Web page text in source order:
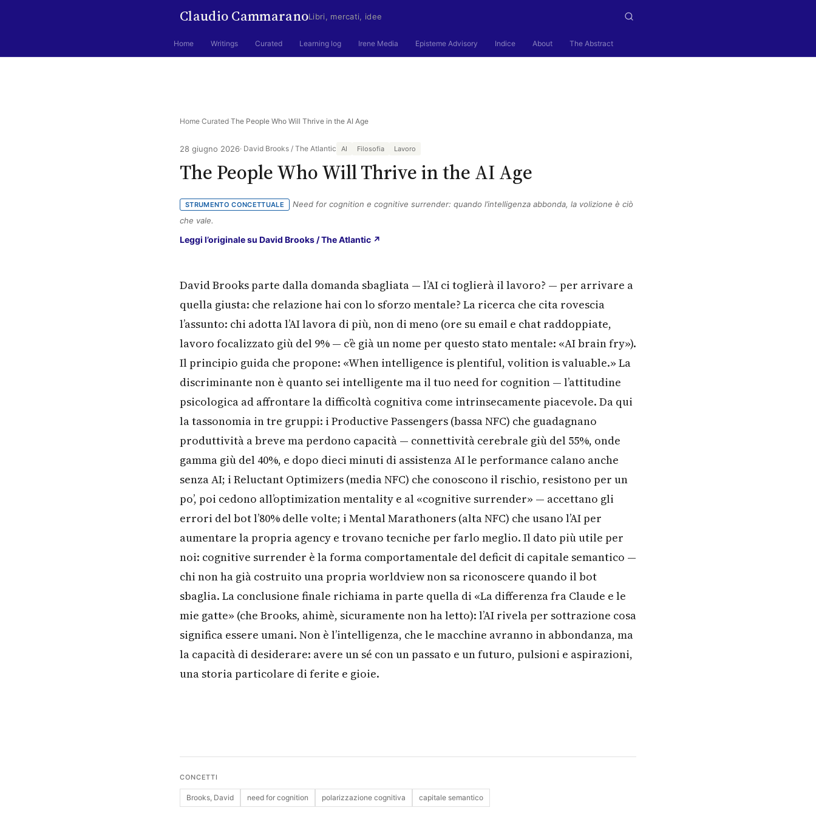
Claudio CammaranoLibri, mercati, idee
Home Writings Curated Learning log Irene Media Episteme Advisory Indice About The Abstract
Home·Curated·The People Who Will Thrive in the AI Age
28 giugno 2026· David Brooks / The Atlantic AI Filosofia Lavoro
The People Who Will Thrive in the AI Age
STRUMENTO CONCETTUALE
Need for cognition e cognitive surrender: quando l’intelligenza abbonda, la volizione è ciò
che vale.
Leggi l’originale su David Brooks / The Atlantic ↗
David Brooks parte dalla domanda sbagliata — l’AI ci toglierà il lavoro? — per arrivare a
quella giusta: che relazione hai con lo sforzo mentale? La ricerca che cita rovescia
l’assunto: chi adotta l’AI lavora di più, non di meno (ore su email e chat raddoppiate,
lavoro focalizzato giù del 9% — c’è già un nome per questo stato mentale: «AI brain fry»).
Il principio guida che propone: «When intelligence is plentiful, volition is valuable.» La
discriminante non è quanto sei intelligente ma il tuo need for cognition — l’attitudine
psicologica ad affrontare la difficoltà cognitiva come intrinsecamente piacevole. Da qui
la tassonomia in tre gruppi: i Productive Passengers (bassa NFC) che guadagnano
produttività a breve ma perdono capacità — connettività cerebrale giù del 55%, onde
gamma giù del 40%, e dopo dieci minuti di assistenza AI le performance calano anche
senza AI; i Reluctant Optimizers (media NFC) che conoscono il rischio, resistono per un
po’, poi cedono all’optimization mentality e al «cognitive surrender» — accettano gli
errori del bot l’80% delle volte; i Mental Marathoners (alta NFC) che usano l’AI per
aumentare la propria agency e trovano tecniche per farlo meglio. Il dato più utile per
noi: cognitive surrender è la forma comportamentale del deficit di capitale semantico —
chi non ha già costruito una propria worldview non sa riconoscere quando il bot
sbaglia. La conclusione finale richiama in parte quella di «La differenza fra Claude e le
mie gatte» (che Brooks, ahimè, sicuramente non ha letto): l’AI rivela per sottrazione cosa
significa essere umani. Non è l’intelligenza, che le macchine avranno in abbondanza, ma
la capacità di desiderare: avere un sé con un passato e un futuro, pulsioni e aspirazioni,
una storia particolare di ferite e gioie.
CONCETTI
Brooks, David need for cognition polarizzazione cognitiva capitale semantico